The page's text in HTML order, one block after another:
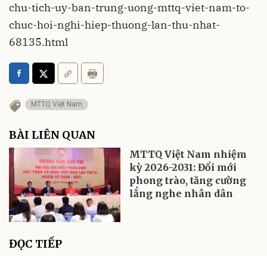
chu-tich-uy-ban-trung-uong-mttq-viet-nam-to-
chuc-hoi-nghi-hiep-thuong-lan-thu-nhat-
68135.html
MTTQ Việt Nam
BÀI LIÊN QUAN
MTTQ Việt Nam nhiệm
kỳ 2026-2031: Đổi mới
phong trào, tăng cường
lắng nghe nhân dân
ĐỌC TIẾP